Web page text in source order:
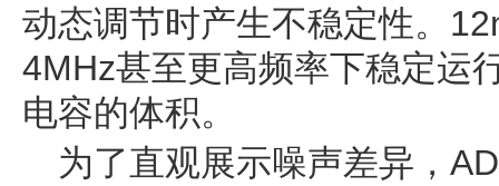
动态调节时产生不稳定性。
4MHz甚至更高频率下稳定运
电容的体积。
为了直观展示噪声差异，